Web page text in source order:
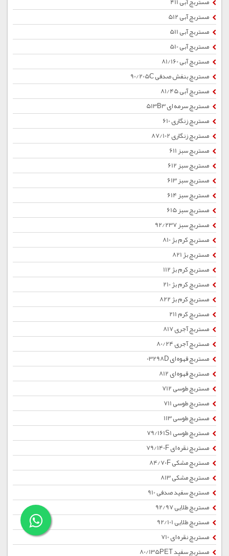
مستربچ آبی 512
مستربچ آبی 511
مستربچ آبی 510
مستربچ آبی 81/160
مستربچ بنفش صدفی 90/205C
مستربچ آبی 81/45
مستربچ سرمه ای 513B3
مستربچ زنگاری 610
مستربچ زنگاری 87/102
مستربچ سبز 611
مستربچ سبز 612
مستربچ سبز 613
مستربچ سبز 614
مستربچ سبز 615
مستربچ سبز 92/237
مستربچ کرم بژ 810
مستربچ بژ 821
مستربچ کرم بژ 112
مستربچ کرم بژ 210
مستربچ کرم بژ 822
مستربچ کرم 211
مستربچ آجری 817
مستربچ آجری 80/24
مستربچ قهوه ای 03298D
مستربچ قهوه ای 812
مستربچ طوسی 712
مستربچ طوسی 711
مستربچ طوسی 113
مستربچ طوسی 79/161S1
مستربچ نقره ای 79/140F
مستربچ مشکی 84/70F
مستربچ مشکی 813
مستربچ سفید صدفی 910
مستربچ طلایی 92/97
مستربچ طلایی 92/101
مستربچ نقره ای 710
مستربچ سفید 80/135PET